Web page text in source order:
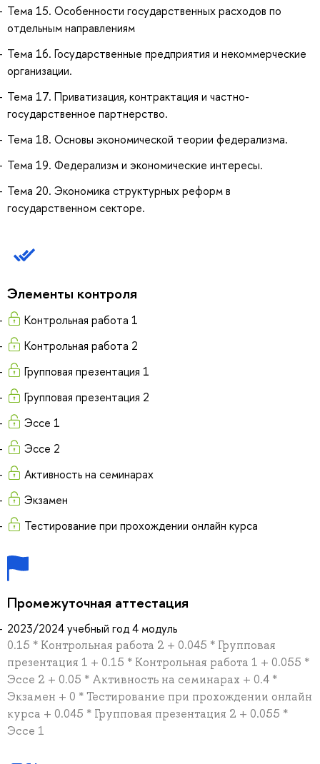
Тема 15. Особенности государственных расходов по
отдельным направлениям
Тема 16. Государственные предприятия и некоммерческие
организации.
Тема 17. Приватизация, контрактация и частно-
государственное партнерство.
Тема 18. Основы экономической теории федерализма.
Тема 19. Федерализм и экономические интересы.
Тема 20. Экономика структурных реформ в
государственном секторе.
Элементы контроля
Контрольная работа 1
Контрольная работа 2
Групповая презентация 1
Групповая презентация 2
Эссе 1
Эссе 2
Активность на семинарах
Экзамен
Тестирование при прохождении онлайн курса
Промежуточная аттестация
2023/2024 учебный год 4 модуль
0.15 * Контрольная работа 2 + 0.045 * Групповая
презентация 1 + 0.15 * Контрольная работа 1 + 0.055 *
Эссе 2 + 0.05 * Активность на семинарах + 0.4 *
Экзамен + 0 * Тестирование при прохождении онлайн
курса + 0.045 * Групповая презентация 2 + 0.055 *
Эссе 1